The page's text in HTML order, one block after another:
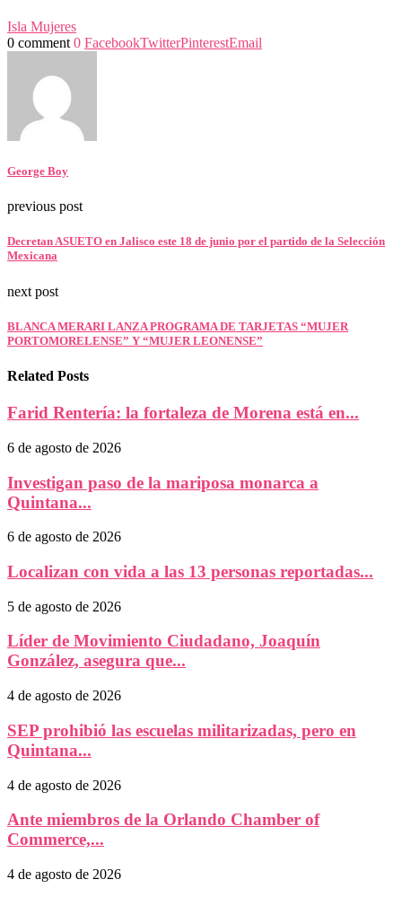
Isla Mujeres
0 comment 0 FacebookTwitterPinterestEmail
George Boy
previous post
Decretan ASUETO en Jalisco este 18 de junio por el partido de la Selección
Mexicana
next post
BLANCA MERARI LANZA PROGRAMA DE TARJETAS “MUJER
PORTOMORELENSE” Y “MUJER LEONENSE”
Related Posts
Farid Rentería: la fortaleza de Morena está en...
6 de agosto de 2026
Investigan paso de la mariposa monarca a
Quintana...
6 de agosto de 2026
Localizan con vida a las 13 personas reportadas...
5 de agosto de 2026
Líder de Movimiento Ciudadano, Joaquín
González, asegura que...
4 de agosto de 2026
SEP prohibió las escuelas militarizadas, pero en
Quintana...
4 de agosto de 2026
Ante miembros de la Orlando Chamber of
Commerce,...
4 de agosto de 2026